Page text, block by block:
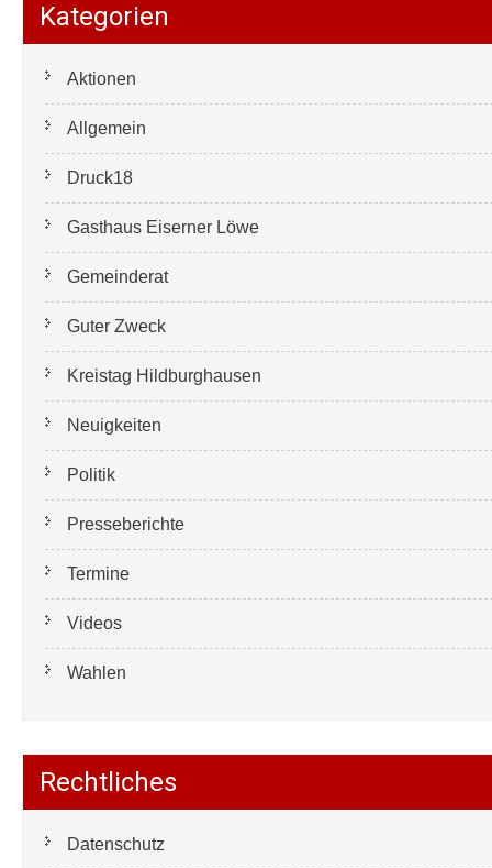
Kategorien
Aktionen
Allgemein
Druck18
Gasthaus Eiserner Löwe
Gemeinderat
Guter Zweck
Kreistag Hildburghausen
Neuigkeiten
Politik
Presseberichte
Termine
Videos
Wahlen
Rechtliches
Datenschutz